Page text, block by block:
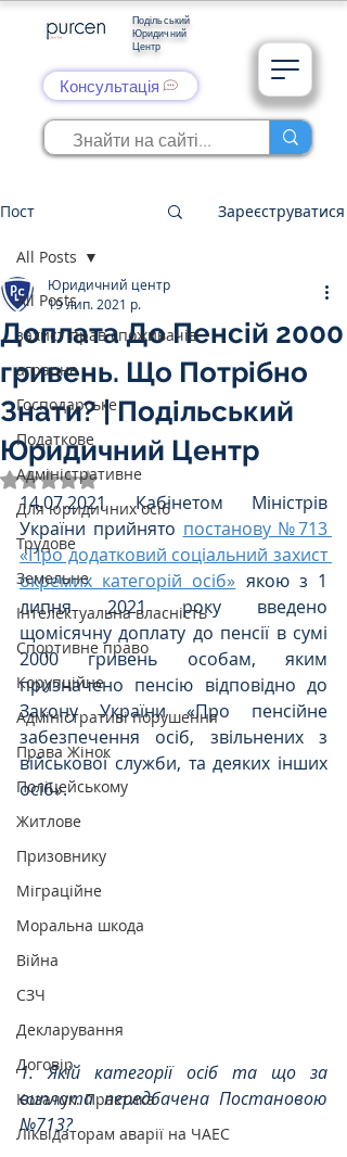
Подільський
Юридичний
Центр
Консультація
Пост Зареєструватися
All Posts
захист прав споживачів
аграрне
Господарське
Податкове
Адміністративне
Для юридичних осіб
Трудове
Земельне
Інтелектуальна власність
Спортивне право
Корупційне
Адміністративі порушення
Права Жінок
Поліцейському
Житлове
Призовнику
Міграційне
Моральна шкода
Війна
СЗЧ
Декларування
Договір
Козачук. Практика
Ліквідаторам аварії на ЧАЕС
All Posts
Доплата До Пенсій 2000
гривень. Що Потрібно
Знати? | Подільський
Юридичний Центр
Юридичний центр
19 лип. 2021 р.
Оцінка: NaN з 5 зірок.
14.07.2021 Кабінетом Міністрів
України прийнято постанову №713
«Про додатковий соціальний захист
окремих категорій осіб» якою з 1
липня 2021 року введено
щомісячну доплату до пенсії в сумі
2000 гривень особам, яким
призначено пенсію відповідно до
Закону України «Про пенсійне
забезпечення осіб, звільнених з
військової служби, та деяких інших
осіб».
1. Якій категорії осіб та що за
виплата передбачена Постановою
№713?